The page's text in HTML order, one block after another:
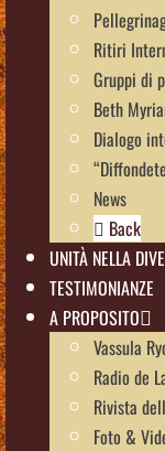
Ritiri
Gruppi di
Beth
Dialogo
News
Back
UNITÀ NELLA
TESTIMONIANZE
A PROPOSITO
Vassula
Radio de
Rivista
Foto &